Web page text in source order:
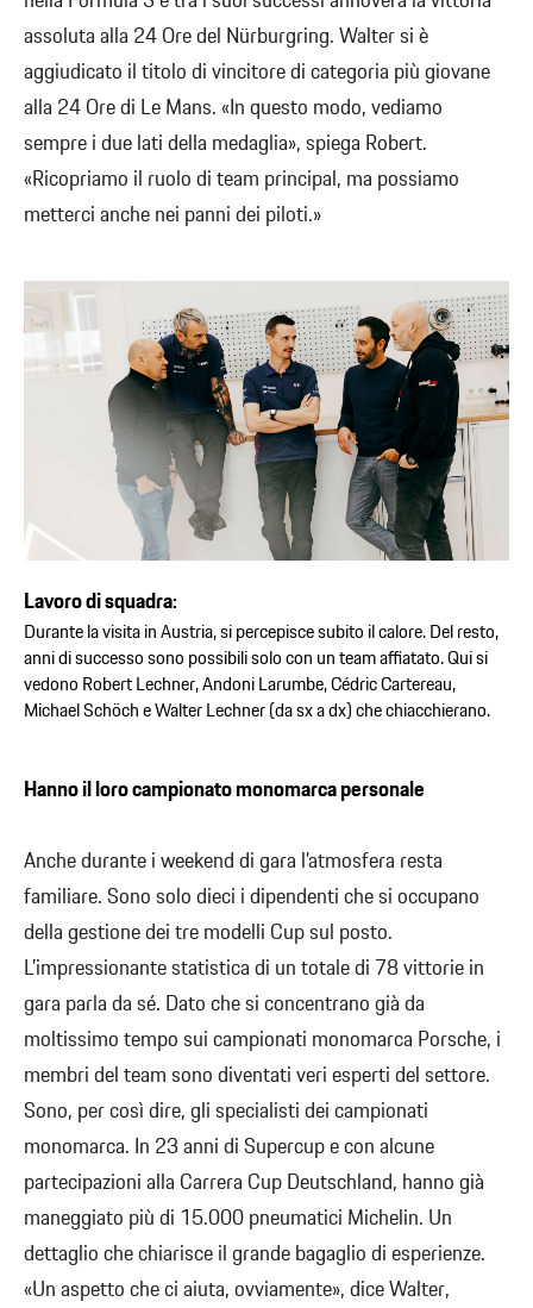
assoluta alla 24 Ore del Nürburgring. Walter si è
aggiudicato il titolo di vincitore di categoria più giovane
alla 24 Ore di Le Mans. «In questo modo, vediamo
sempre i due lati della medaglia», spiega Robert.
«Ricopriamo il ruolo di team principal, ma possiamo
metterci anche nei panni dei piloti.»
Lavoro di squadra:
Durante la visita in Austria, si percepisce subito il calore. Del resto,
anni di successo sono possibili solo con un team affiatato. Qui si
vedono Robert Lechner, Andoni Larumbe, Cédric Cartereau,
Michael Schöch e Walter Lechner (da sx a dx) che chiacchierano.
Hanno il loro campionato monomarca personale
Anche durante i weekend di gara l’atmosfera resta
familiare. Sono solo dieci i dipendenti che si occupano
della gestione dei tre modelli Cup sul posto.
L’impressionante statistica di un totale di 78 vittorie in
gara parla da sé. Dato che si concentrano già da
moltissimo tempo sui campionati monomarca Porsche, i
membri del team sono diventati veri esperti del settore.
Sono, per così dire, gli specialisti dei campionati
monomarca. In 23 anni di Supercup e con alcune
partecipazioni alla Carrera Cup Deutschland, hanno già
maneggiato più di 15.000 pneumatici Michelin. Un
dettaglio che chiarisce il grande bagaglio di esperienze.
«Un aspetto che ci aiuta, ovviamente», dice Walter,